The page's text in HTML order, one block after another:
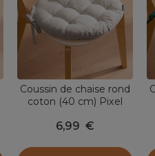
Coussin de chaise rond
coton (40 cm) Pixel
6,99 €